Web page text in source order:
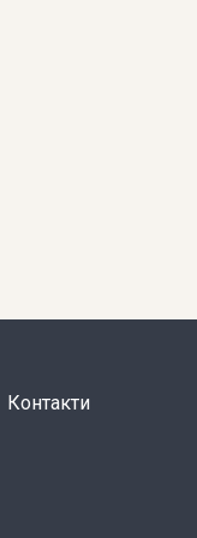
Контакти